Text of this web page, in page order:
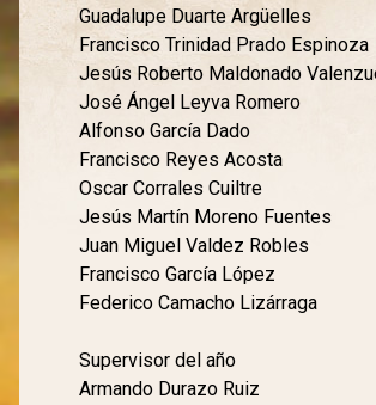
Guadalupe Duarte Argüelles
Francisco Trinidad Prado Espinoza
Jesús Roberto Maldonado
José Ángel Leyva Romero
Alfonso García Dado
Francisco Reyes Acosta
Oscar Corrales Cuiltre
Jesús Martín Moreno Fuentes
Juan Miguel Valdez Robles
Francisco García López
Federico Camacho Lizárraga
Supervisor del año
Armando Durazo Ruiz